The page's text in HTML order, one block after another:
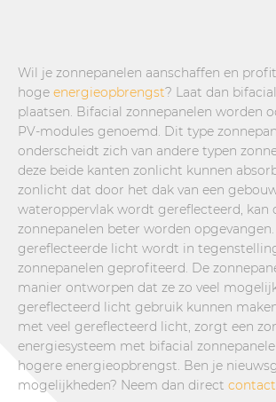
Wil je zonnepanelen aanschaffen en
hoge energieopbrengst? Laat dan
plaatsen. Bifacial zonnepanelen worden
PV-modules genoemd. Dit type
onderscheidt zich van andere typen
deze beide kanten zonlicht kunnen
zonlicht dat door het dak van een
wateroppervlak wordt gereflecteerd, kan
zonnepanelen beter worden
gereflecteerde licht wordt in
zonnepanelen geprofiteerd. De
manier ontworpen dat ze zo veel
gereflecteerd licht gebruik kunnen
met veel gereflecteerd licht, zorgt een
energiesysteem met bifacial
hogere energieopbrengst. Ben je
mogelijkheden? Neem dan direct contact